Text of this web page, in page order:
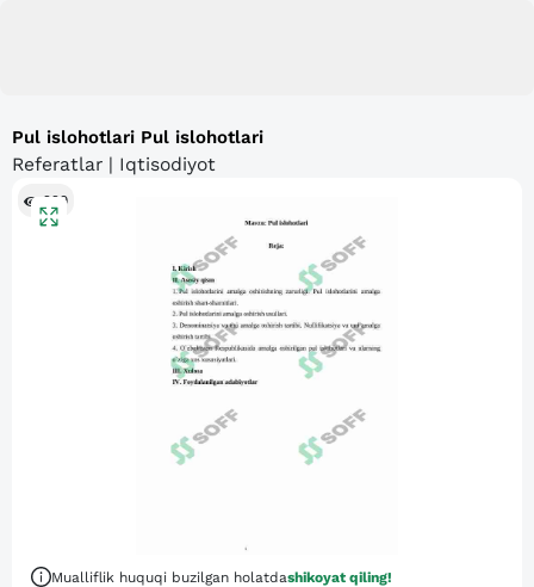
Pul islohotlari Pul islohotlari
Referatlar | Iqtisodiyot
229
Mualliflik huquqi buzilgan holatdashikoyat qiling!